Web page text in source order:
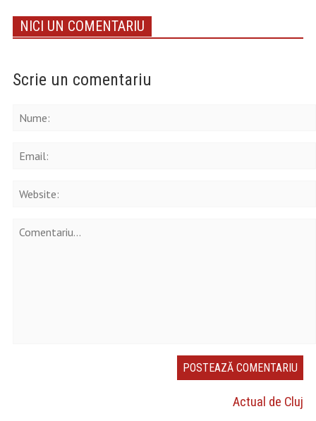
NICI UN COMENTARIU
Scrie un comentariu
Actual de Cluj